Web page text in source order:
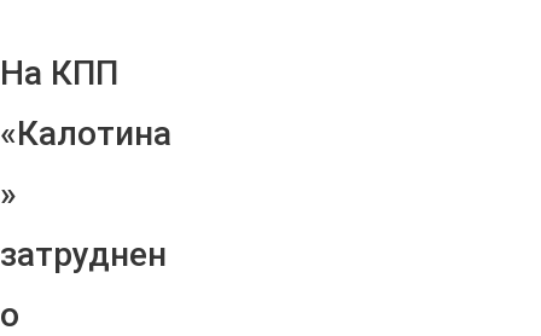
На КПП
«Калотина
»
затруднен
о